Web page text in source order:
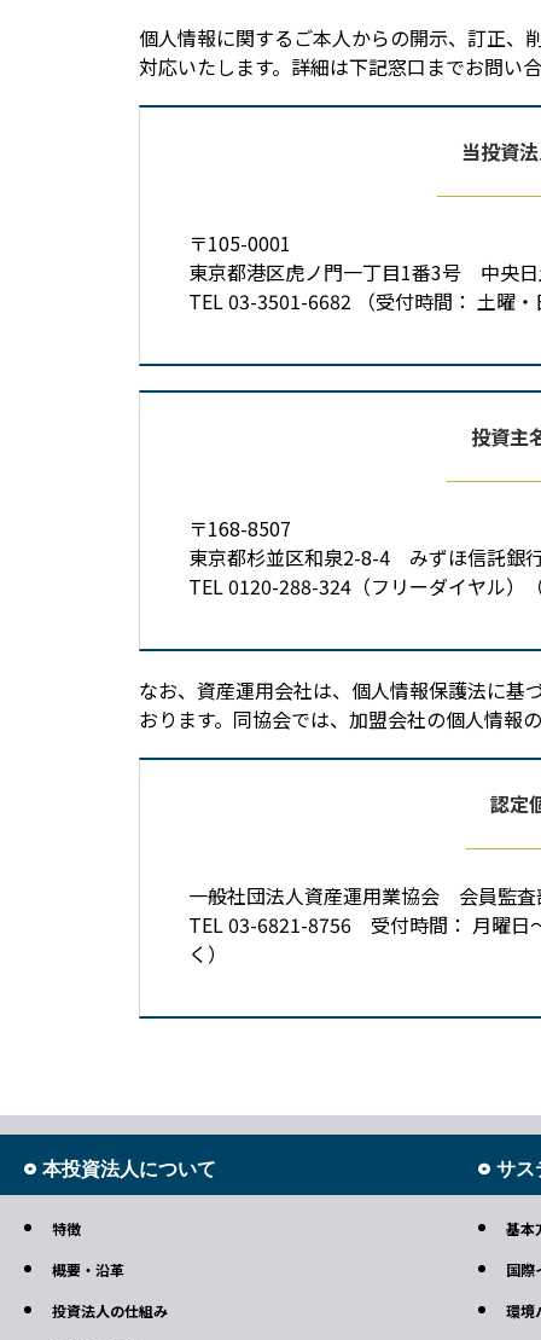
個人情報に関するご本人からの開示、訂正、
対応いたします。詳細は下記窓口までお問い
当投資
〒105-0001
東京都港区虎ノ門一丁目1番3号 中央
TEL 03-3501-6682 （受付時間： 土曜
投資主
〒168-8507
東京都杉並区和泉2-8-4 みずほ信託銀
TEL 0120-288-324（フリーダイヤル
なお、資産運用会社は、個人情報保護法に基
おります。同協会では、加盟会社の個人情報
認定
一般社団法人資産運用業協会 会員監査
TEL 03-6821-8756 受付時間： 月曜日
く）
本投資法人について
特徴
概要・沿革
投資法人の仕組み
サス
基本
国際
環境